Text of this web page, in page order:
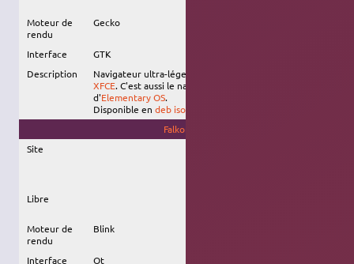
Moteur de
rendu
Gecko
Interface
GTK
Description
Navigateur ultra-léger récemment intégré au projet
XFCE. C'est aussi le navigateur par défaut
d'Elementary OS.
Disponible endeb isolé
Falkon
Site
Libre
Moteur de
rendu
Blink
Interface Qt